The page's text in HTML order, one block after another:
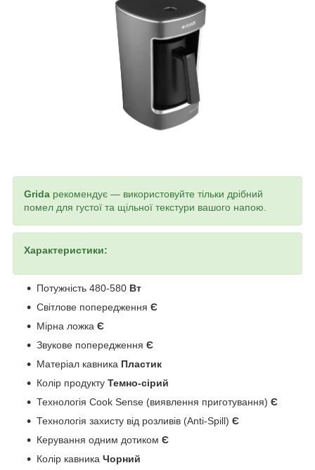
Grida рекомендує — використовуйте тільки дрібний
помел для густої та щільної текстури вашого напою.
Характеристики:
Потужність 480-580 Вт
Світлове попередження Є
Мірна ложка Є
Звукове попередження Є
Матеріал кавника Пластик
Колір продукту Темно-сірий
Технологія Cook Sense (виявлення приготування) Є
Технологія захисту від розливів (Anti-Spill) Є
Керування одним дотиком Є
Колір кавника Чорний